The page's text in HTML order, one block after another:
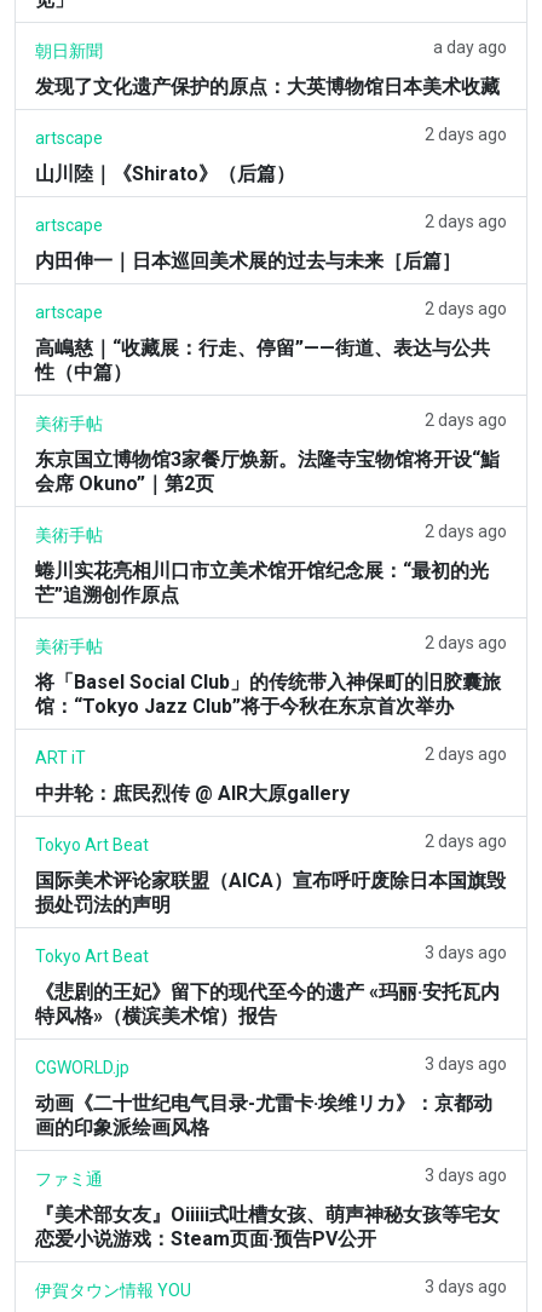
朝日新聞 a day ago
发现了文化遗产保护的原点：大英博物馆日本美术收藏
artscape 2 days ago
山川陸｜《Shirato》（后篇）
artscape 2 days ago
内田伸一｜日本巡回美术展的过去与未来［后篇］
artscape 2 days ago
高嶋慈｜“收藏展：行走、停留”——街道、表达与公共
性（中篇）
美術手帖 2 days ago
东京国立博物馆3家餐厅焕新。法隆寺宝物馆将开设“鮨
会席 Okuno”｜第2页
美術手帖 2 days ago
蜷川实花亮相川口市立美术馆开馆纪念展：“最初的光
芒”追溯创作原点
美術手帖 2 days ago
将「Basel Social Club」的传统带入神保町的旧胶囊旅
馆：“Tokyo Jazz Club”将于今秋在东京首次举办
ART iT 2 days ago
中井轮：庶民烈传 @ AIR大原gallery
Tokyo Art Beat 2 days ago
国际美术评论家联盟（AICA）宣布呼吁废除日本国旗毁
损处罚法的声明
Tokyo Art Beat 3 days ago
《悲剧的王妃》留下的现代至今的遗产 «玛丽·安托瓦内
特风格»（横滨美术馆）报告
CGWORLD.jp 3 days ago
动画《二十世纪电气目录-尤雷卡·埃维リカ》：京都动
画的印象派绘画风格
ファミ通 3 days ago
『美术部女友』Oiiiii式吐槽女孩、萌声神秘女孩等宅女
恋爱小说游戏：Steam页面·预告PV公开
伊賀タウン情報 YOU 3 days ago